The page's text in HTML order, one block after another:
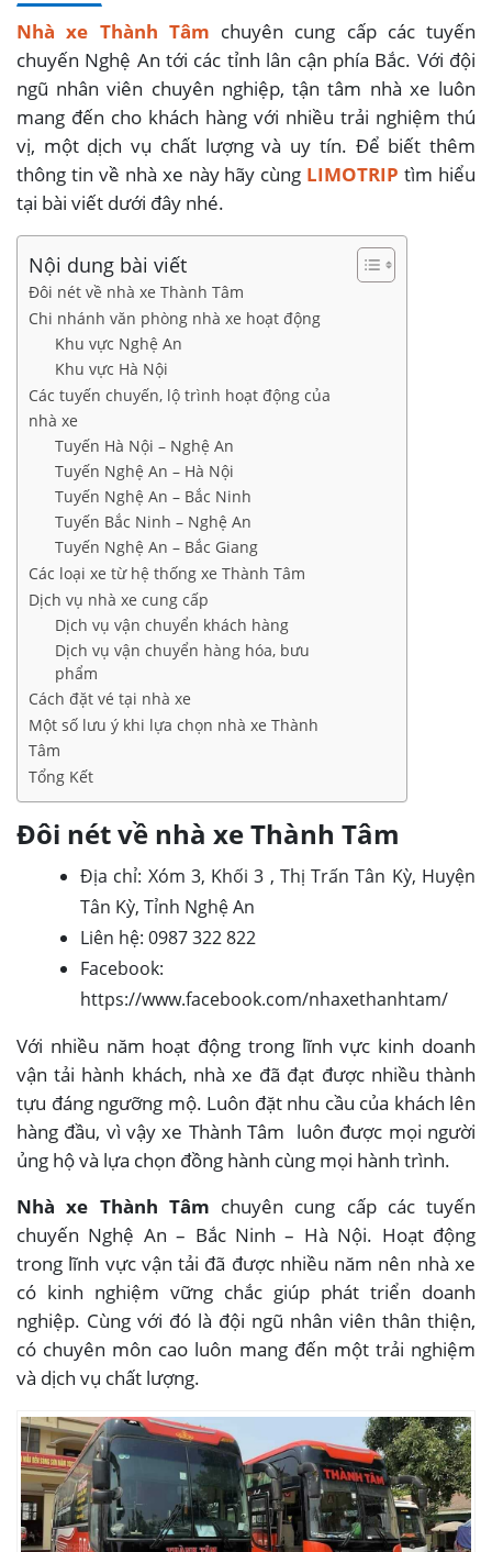
Nhà xe Thành Tâm chuyên cung cấp các tuyến
chuyến Nghệ An tới các tỉnh lân cận phía Bắc. Với đội
ngũ nhân viên chuyên nghiệp, tận tâm nhà xe luôn
mang đến cho khách hàng với nhiều trải nghiệm thú
vị, một dịch vụ chất lượng và uy tín. Để biết thêm
thông tin về nhà xe này hãy cùng LIMOTRIP tìm hiểu
tại bài viết dưới đây nhé.
Nội dung bài viết
Đôi nét về nhà xe Thành Tâm
Chi nhánh văn phòng nhà xe hoạt động
Khu vực Nghệ An
Khu vực Hà Nội
Các tuyến chuyến, lộ trình hoạt động của
nhà xe
Tuyến Hà Nội – Nghệ An
Tuyến Nghệ An – Hà Nội
Tuyến Nghệ An – Bắc Ninh
Tuyến Bắc Ninh – Nghệ An
Tuyến Nghệ An – Bắc Giang
Các loại xe từ hệ thống xe Thành Tâm
Dịch vụ nhà xe cung cấp
Dịch vụ vận chuyển khách hàng
Dịch vụ vận chuyển hàng hóa, bưu
phẩm
Cách đặt vé tại nhà xe
Một số lưu ý khi lựa chọn nhà xe Thành
Tâm
Tổng Kết
Đôi nét về nhà xe Thành Tâm
Địa chỉ: Xóm 3, Khối 3 , Thị Trấn Tân Kỳ, Huyện
Tân Kỳ, Tỉnh Nghệ An
Liên hệ: 0987 322 822
Facebook:
https://www.facebook.com/nhaxethanhtam/
Với nhiều năm hoạt động trong lĩnh vực kinh doanh
vận tải hành khách, nhà xe đã đạt được nhiều thành
tựu đáng ngưỡng mộ. Luôn đặt nhu cầu của khách lên
hàng đầu, vì vậy xe Thành Tâm luôn được mọi người
ủng hộ và lựa chọn đồng hành cùng mọi hành trình.
Nhà xe Thành Tâm chuyên cung cấp các tuyến
chuyến Nghệ An – Bắc Ninh – Hà Nội. Hoạt động
trong lĩnh vực vận tải đã được nhiều năm nên nhà xe
có kinh nghiệm vững chắc giúp phát triển doanh
nghiệp. Cùng với đó là đội ngũ nhân viên thân thiện,
có chuyên môn cao luôn mang đến một trải nghiệm
và dịch vụ chất lượng.